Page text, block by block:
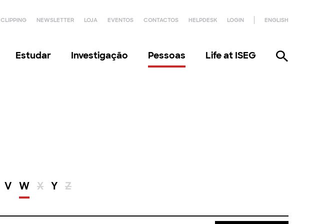
CLIPPING NEWSLETTER LOJA EVENTOS CONTACTOS HELPDESK LOGIN ENGLISH
Estudar Investigação Pessoas Life at ISEG
V W X Y Z